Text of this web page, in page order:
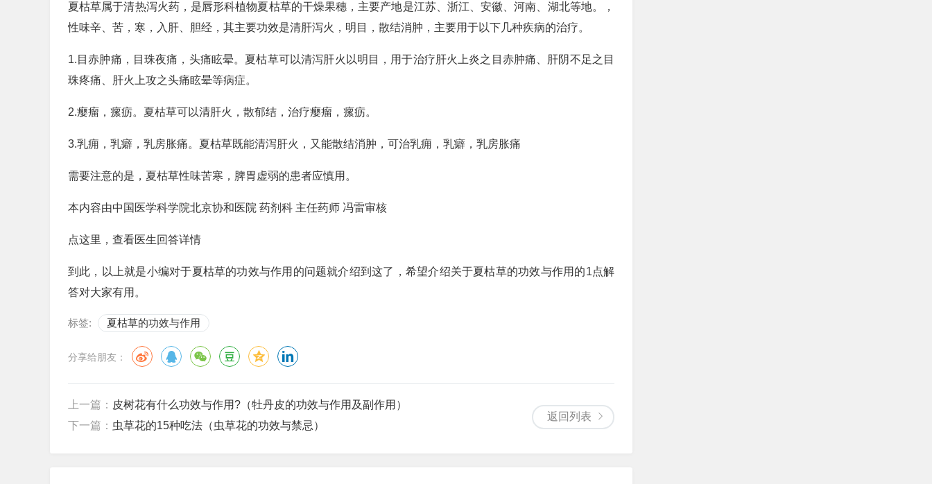
夏枯草属于清热泻火药，是唇形科植物夏枯草的干燥果穗，主要产地是江苏、浙江、安徽、河南、湖北等地。，
性味辛、苦，寒，入肝、胆经，其主要功效是清肝泻火，明目，散结消肿，主要用于以下几种疾病的治疗。
1.目赤肿痛，目珠夜痛，头痛眩晕。夏枯草可以清泻肝火以明目，用于治疗肝火上炎之目赤肿痛、肝阴不足之目
珠疼痛、肝火上攻之头痛眩晕等病症。
2.瘿瘤，瘰疬。夏枯草可以清肝火，散郁结，治疗瘿瘤，瘰疬。
3.乳痈，乳癖，乳房胀痛。夏枯草既能清泻肝火，又能散结消肿，可治乳痈，乳癖，乳房胀痛
需要注意的是，夏枯草性味苦寒，脾胃虚弱的患者应慎用。
本内容由中国医学科学院北京协和医院 药剂科 主任药师 冯雷审核
点这里，查看医生回答详情
到此，以上就是小编对于夏枯草的功效与作用的问题就介绍到这了，希望介绍关于夏枯草的功效与作用的1点解
答对大家有用。
标签: 夏枯草的功效与作用
分享给朋友：
返回列表
上一篇： 皮树花有什么功效与作用?（牡丹皮的功效与作用及副作用）
下一篇： 虫草花的15种吃法（虫草花的功效与禁忌）